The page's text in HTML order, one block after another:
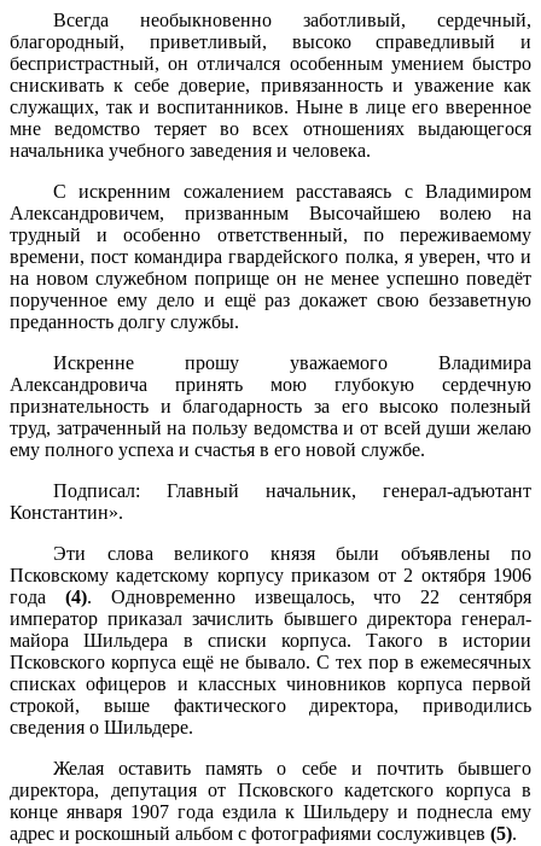
Всегда необыкновенно заботливый, сердечный,
благородный, приветливый, высоко справедливый и
беспристрастный, он отличался особенным умением быстро
снискивать к себе доверие, привязанность и уважение как
служащих, так и воспитанников. Ныне в лице его вверенное
мне ведомство теряет во всех отношениях выдающегося
начальника учебного заведения и человека.
С искренним сожалением расставаясь с Владимиром
Александровичем, призванным Высочайшею волею на
трудный и особенно ответственный, по переживаемому
времени, пост командира гвардейского полка, я уверен, что и
на новом служебном поприще он не менее успешно поведёт
порученное ему дело и ещё раз докажет свою беззаветную
преданность долгу службы.
Искренне прошу уважаемого Владимира
Александровича принять мою глубокую сердечную
признательность и благодарность за его высоко полезный
труд, затраченный на пользу ведомства и от всей души желаю
ему полного успеха и счастья в его новой службе.
Подписал: Главный начальник, генерал-адъютант
Константин».
Эти слова великого князя были объявлены по
Псковскому кадетскому корпусу приказом от 2 октября 1906
года (4). Одновременно извещалось, что 22 сентября
император приказал зачислить бывшего директора генерал-
майора Шильдера в списки корпуса. Такого в истории
Псковского корпуса ещё не бывало. С тех пор в ежемесячных
списках офицеров и классных чиновников корпуса первой
строкой, выше фактического директора, приводились
сведения о Шильдере.
Желая оставить память о себе и почтить бывшего
директора, депутация от Псковского кадетского корпуса в
конце января 1907 года ездила к Шильдеру и поднесла ему
адрес и роскошный альбом с фотографиями сослуживцев (5).